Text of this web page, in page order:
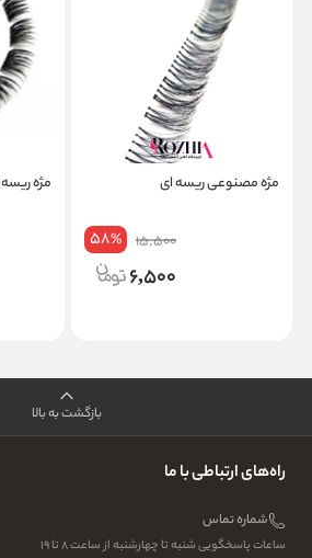
مژه مصنوعی ریسه ای
15,500
58%
6,500
مژه
بازگشت به بالا
راه‌های ارتباطی با ما
شماره تماس
ساعات پاسخگویی شنبه تا چهارشنبه از ساعت ۸ تا ۱۹